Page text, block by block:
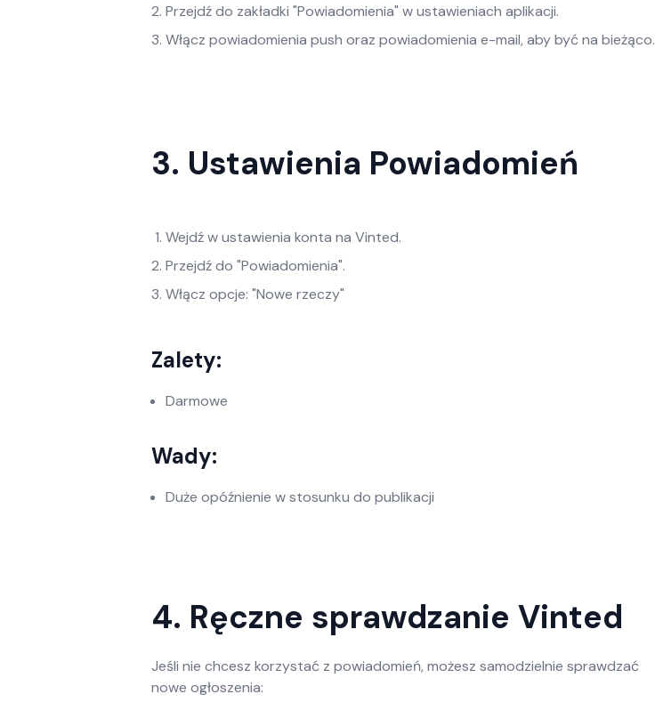
Przejdź do zakładki "Powiadomienia" w ustawieniach aplikacji.
Włącz powiadomienia push oraz powiadomienia e-mail, aby być na bieżąco.
3. Ustawienia Powiadomień
Wejdź w ustawienia konta na Vinted.
Przejdź do "Powiadomienia".
Włącz opcje: "Nowe rzeczy"
Zalety:
Darmowe
Wady:
Duże opóźnienie w stosunku do publikacji
4. Ręczne sprawdzanie Vinted
Jeśli nie chcesz korzystać z powiadomień, możesz samodzielnie sprawdzać
nowe ogłoszenia: